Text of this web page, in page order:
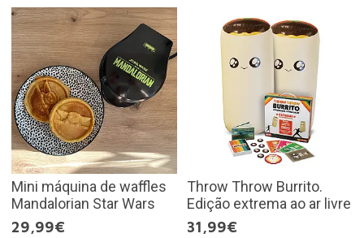
Mini máquina de waffles
Mandalorian Star Wars
29,99€
Throw Throw Burrito.
Edição extrema ao ar livre
31,99€